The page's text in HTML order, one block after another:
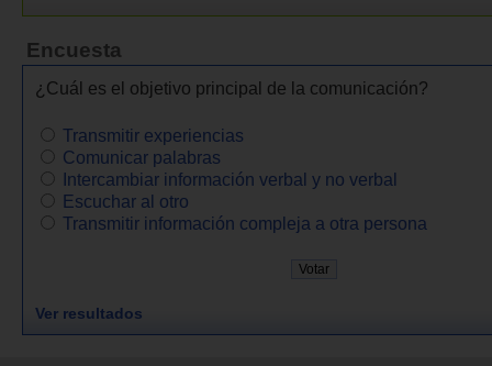
Encuesta
¿Cuál es el objetivo principal de la comunicación?
Transmitir experiencias
Comunicar palabras
Intercambiar información verbal y no verbal
Escuchar al otro
Transmitir información compleja a otra persona
Ver resultados